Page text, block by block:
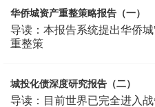
华侨城资产重整策略报告（一）
导读：本报告系统提出华侨
重整策
城投化债深度研究报告（二）
导读：目前世界已完全进入